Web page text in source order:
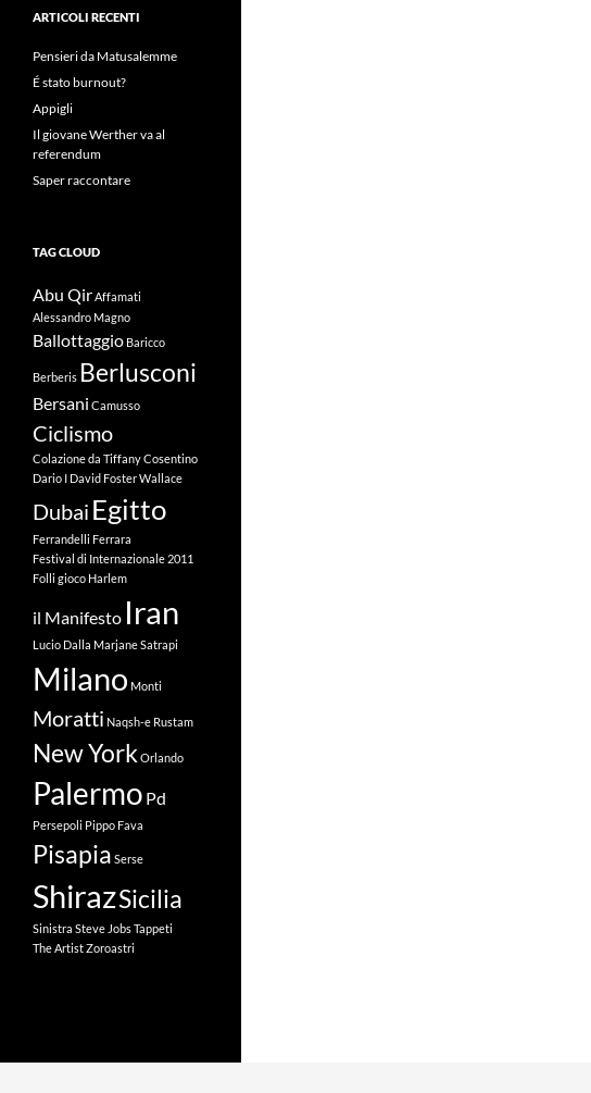
ARTICOLI RECENTI
Pensieri da Matusalemme
É stato burnout?
Appigli
Il giovane Werther va al
referendum
Saper raccontare
TAG CLOUD
Abu QirAffamati
Alessandro Magno
Ballottaggio Baricco
Berberis Berlusconi
Bersani Camusso
Ciclismo
Colazione da TiffanyCosentino
Dario I David Foster Wallace
Dubai Egitto
Ferrandelli Ferrara
Festival di Internazionale 2011
Folli gioco Harlem
il Manifesto Iran
Lucio Dalla Marjane Satrapi
Milano Monti
Moratti Naqsh-e Rustam
New York Orlando
Palermo Pd
Persepoli Pippo Fava
Pisapia Serse
ShirazSicilia
Sinistra Steve JobsTappeti
The ArtistZoroastri